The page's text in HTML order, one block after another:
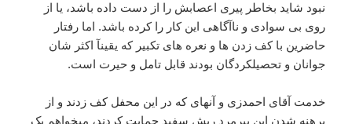
نبود شاید بخاطر پیری اعصابش را از دست داده باشد، یا از
روی بی سوادی و ناآگاهی این کار را کرده باشد. اما رفتار
حاضرین با کف زدن ها و نعره های تکبیر که یقینآ اکثر شان
جوانان و تحصیلکردگان بودند قابل تامل و حیرت است.
خدمت آقای احمدزی و آنهای که در این محفل کف زدند و از
برهنه شدن این پیرمرد ریش سفید حمایت کردند، میخواهم یک